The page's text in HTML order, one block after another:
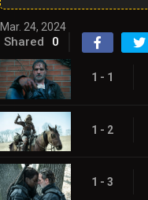
Mar. 24, 2024
Shared 0
1 - 1
1 - 2
1 - 3